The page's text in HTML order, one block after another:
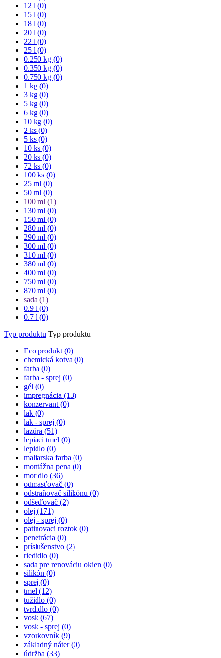
12 l (0)
15 l (0)
18 l (0)
20 l (0)
22 l (0)
25 l (0)
0.250 kg (0)
0.350 kg (0)
0.750 kg (0)
1 kg (0)
3 kg (0)
5 kg (0)
6 kg (0)
10 kg (0)
2 ks (0)
5 ks (0)
10 ks (0)
20 ks (0)
72 ks (0)
100 ks (0)
25 ml (0)
50 ml (0)
100 ml (1)
130 ml (0)
150 ml (0)
280 ml (0)
290 ml (0)
300 ml (0)
310 ml (0)
380 ml (0)
400 ml (0)
750 ml (0)
870 ml (0)
sada (1)
0.9 l (0)
0.7 l (0)
Typ produktu Typ produktu
Eco produkt (0)
chemická kotva (0)
farba (0)
farba - sprej (0)
gél (0)
impregnácia (13)
konzervant (0)
lak (0)
lak - sprej (0)
lazúra (51)
lepiaci tmel (0)
lepidlo (0)
maliarska farba (0)
montážna pena (0)
moridlo (36)
odmasťovač (0)
odstraňovač silikónu (0)
odšeďovač (2)
olej (171)
olej - sprej (0)
patinovací roztok (0)
penetrácia (0)
príslušenstvo (2)
riedidlo (0)
sada pre renováciu okien (0)
silikón (0)
sprej (0)
tmel (12)
tužidlo (0)
tvrdidlo (0)
vosk (67)
vosk - sprej (0)
vzorkovník (9)
základný náter (0)
údržba (33)